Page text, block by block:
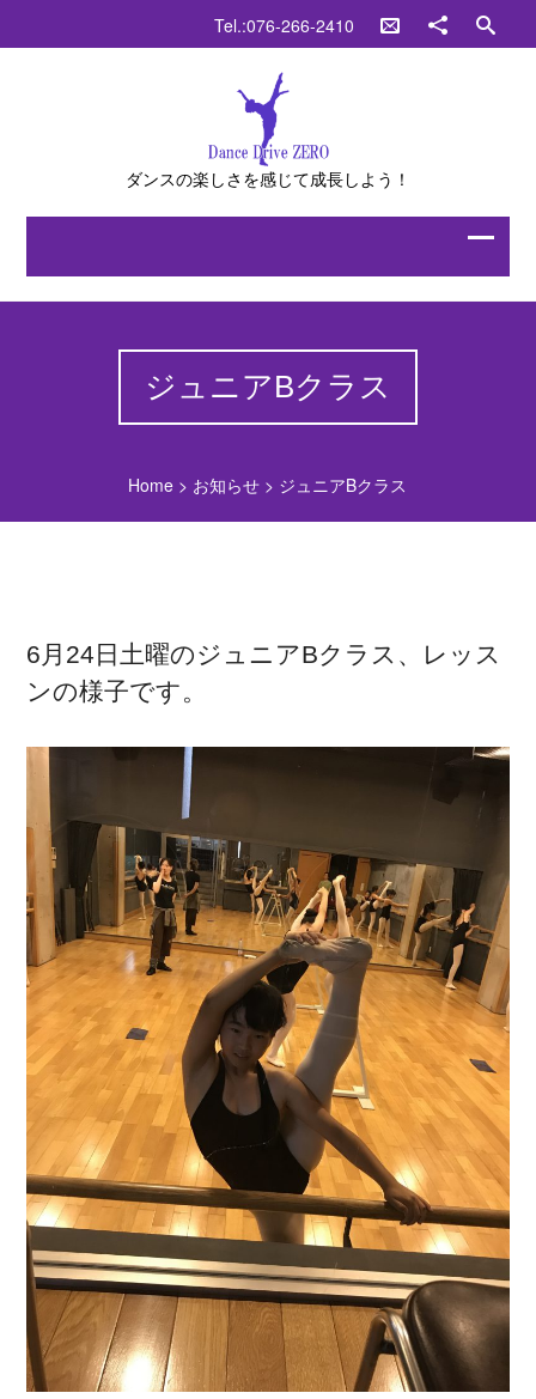
Tel.:076-266-2410
ダンスの楽しさを感じて成長しよう！
ジュニアBクラス
Home > お知らせ > ジュニアBクラス
6月24日土曜のジュニアBクラス、レッス
ンの様子です。